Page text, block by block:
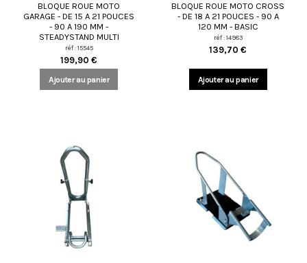
BLOQUE ROUE MOTO
GARAGE - DE 15 A 21 POUCES
- 90 A 190 MM -
STEADYSTAND MULTI
réf : 15545
199,90 €
Ajouter au panier
BLOQUE ROUE MOTO CROSS
- DE 18 A 21 POUCES - 90 A
120 MM - BASIC
réf : 14983
139,70 €
Ajouter au panier